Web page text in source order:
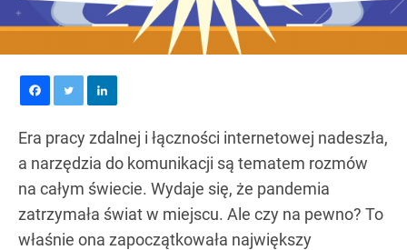
Era pracy zdalnej i łączności internetowej nadeszła,
a narzędzia do komunikacji są tematem rozmów
na całym świecie. Wydaje się, że pandemia
zatrzymała świat w miejscu. Ale czy na pewno? To
właśnie ona zapoczątkowała największy